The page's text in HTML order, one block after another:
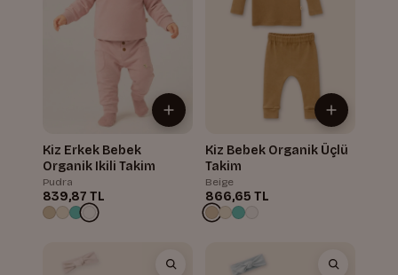
Kiz Erkek Bebek
Organik Ikili Takim
Pudra
839,87 TL
Kiz Bebek Organik Üçlü
Takim
Beige
866,65 TL